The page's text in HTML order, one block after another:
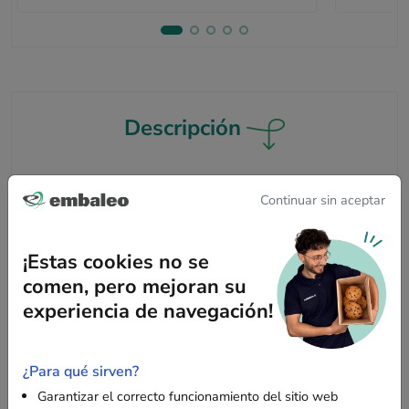
Descripción
¿Por qué optar por esta bolsa kraft marrón de
Esta bolsa de papel kraft marrón con asas retorcidas es una
excelente alternativa responsable a las bolsas de plástico.
Particularmente resistente, es ideal para transportar sus
productos con total seguridad ofreciendo al mismo tiempo
Características principales
Continuar sin aceptar
¡Estas cookies no se
comen, pero mejoran su
experiencia de navegación!
¿Para qué sirven?
Garantizar el correcto funcionamiento del sitio web